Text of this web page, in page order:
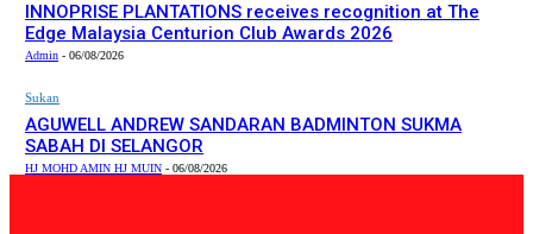
INNOPRISE PLANTATIONS receives recognition at The
Edge Malaysia Centurion Club Awards 2026
Admin - 06/08/2026
Sukan
AGUWELL ANDREW SANDARAN BADMINTON SUKMA
SABAH DI SELANGOR
HJ MOHD AMIN HJ MUIN - 06/08/2026